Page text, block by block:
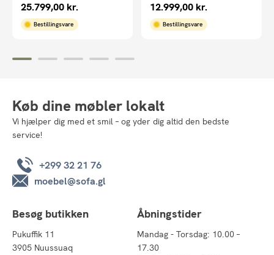
25.799,00 kr.
Bestillingsvare
12.999,00 kr.
Bestillingsvare
Køb dine møbler lokalt
Vi hjælper dig med et smil – og yder dig altid den bedste
service!
+299 32 21 76
moebel@sofa.gl
Besøg butikken
Pukuffik 11
3905 Nuussuaq
Åbningstider
Mandag - Torsdag: 10.00 –
17.30